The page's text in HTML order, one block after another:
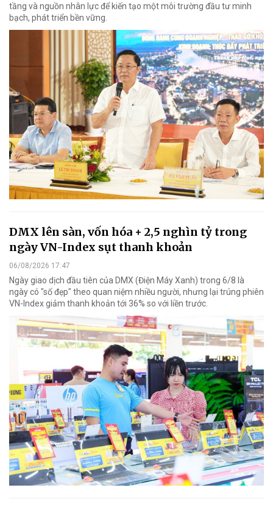
tầng và nguồn nhân lực để kiến tạo một môi trường đầu tư minh
bạch, phát triển bền vững.
DMX lên sàn, vốn hóa + 2,5 nghìn tỷ trong
ngày VN-Index sụt thanh khoản
06/08/2026 17:47
Ngày giao dịch đầu tiên của DMX (Điện Máy Xanh) trong 6/8 là
ngày có "số đẹp" theo quan niệm nhiều người, nhưng lại trúng phiên
VN-Index giảm thanh khoản tới 36% so với liền trước.